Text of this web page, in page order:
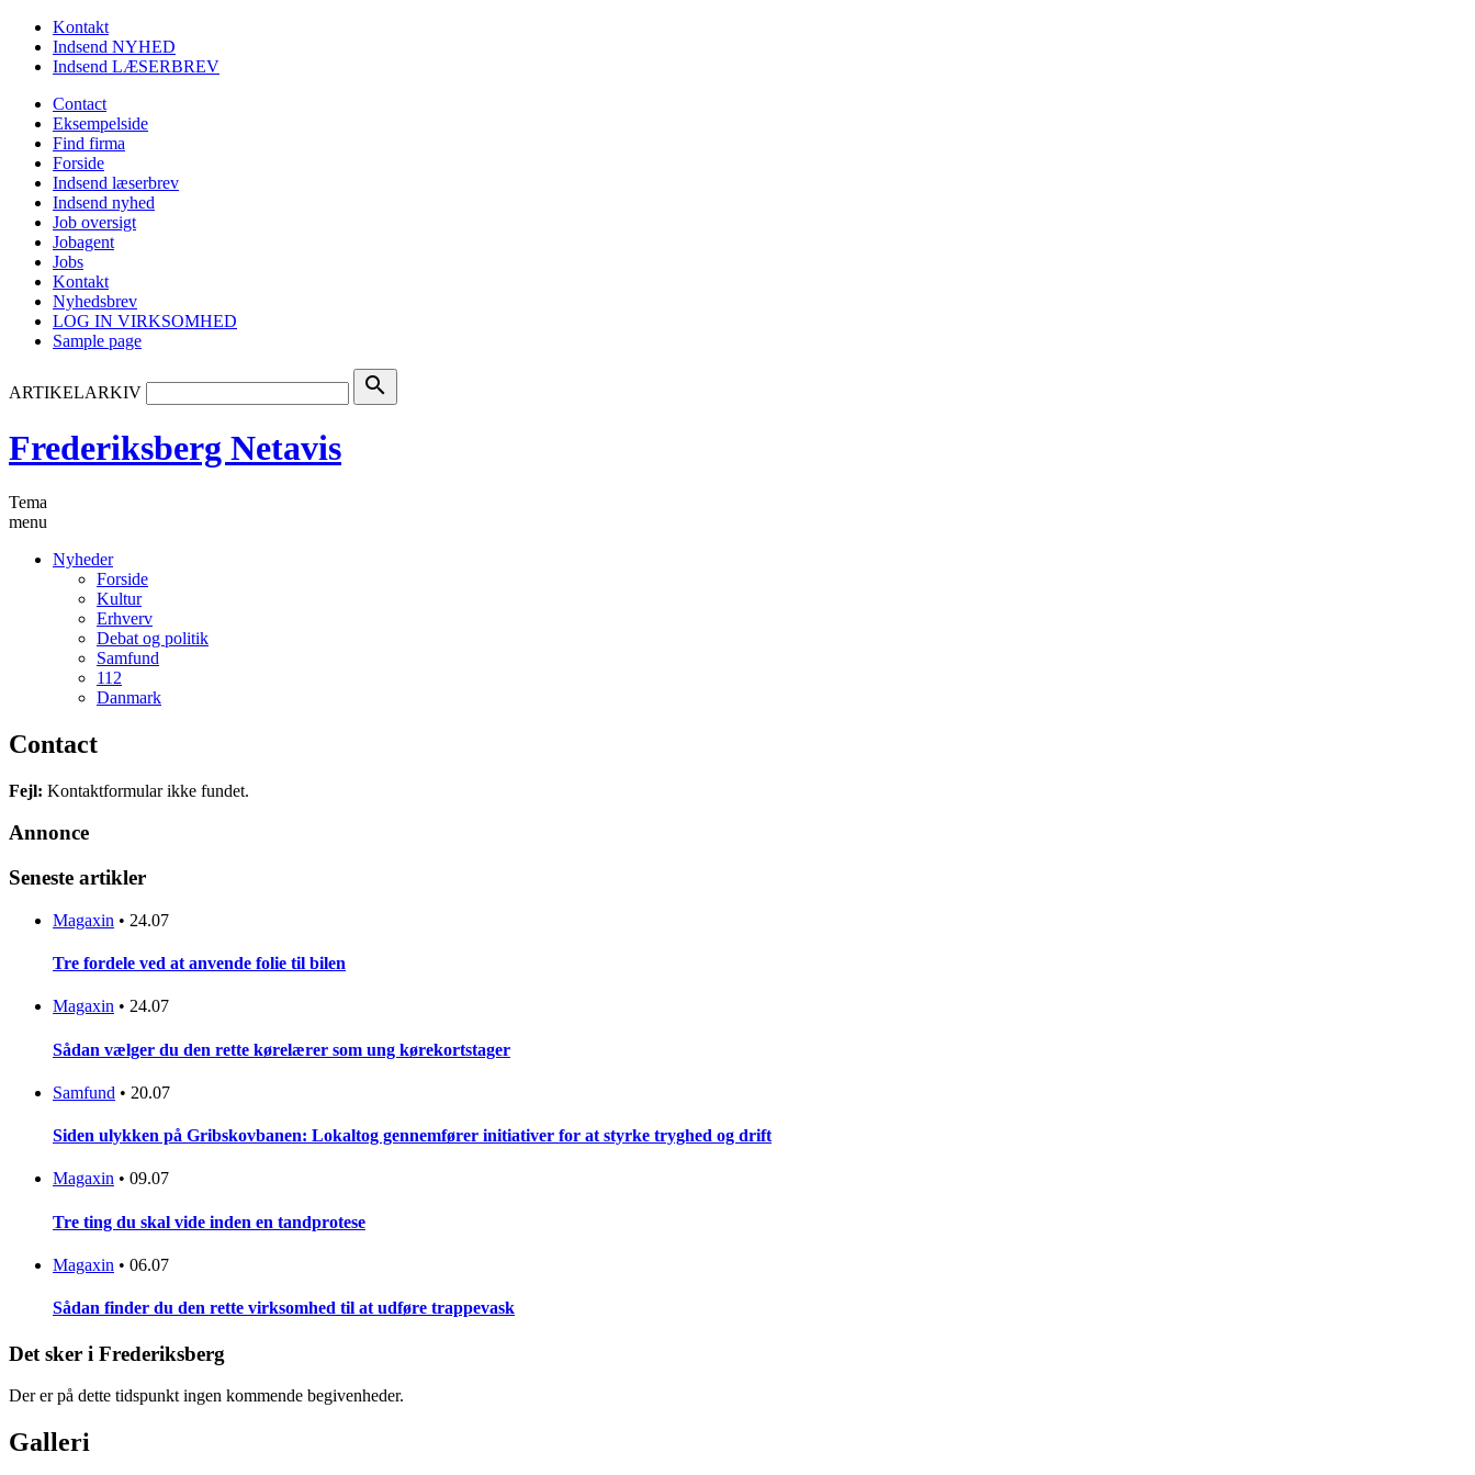
Kontakt
Indsend NYHED
Indsend LÆSERBREV
Contact
Eksempelside
Find firma
Forside
Indsend læserbrev
Indsend nyhed
Job oversigt
Jobagent
Jobs
Kontakt
Nyhedsbrev
LOG IN VIRKSOMHED
Sample page
ARTIKELARKIV search
Frederiksberg Netavis
Tema
menu
Nyheder
Forside
Kultur
Erhverv
Debat og politik
Samfund
112
Danmark
Contact
Fejl: Kontaktformular ikke fundet.
Annonce
Seneste artikler
Magaxin • 24.07
Tre fordele ved at anvende folie til bilen
Magaxin • 24.07
Sådan vælger du den rette kørelærer som ung kørekortstager
Samfund • 20.07
Siden ulykken på Gribskovbanen: Lokaltog gennemfører initiativer for at styrke tryghed og drift
Magaxin • 09.07
Tre ting du skal vide inden en tandprotese
Magaxin • 06.07
Sådan finder du den rette virksomhed til at udføre trappevask
Det sker i Frederiksberg
Der er på dette tidspunkt ingen kommende begivenheder.
Galleri